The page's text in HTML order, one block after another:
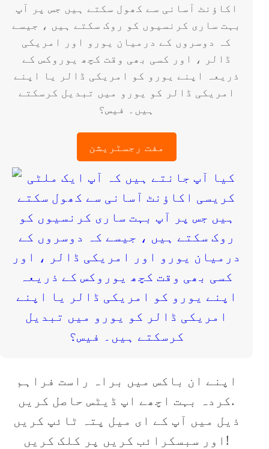
اکاؤنٹ آسانی سے کھول سکتے ہیں جس پر آپ
بہت ساری کرنسیوں کو روک سکتے ہیں ، جیسے
کہ دوسروں کے درمیان یورو اور امریکی
ڈالر ، اور کسی بھی وقت کچھ یوروکس کے
ذریعہ اپنے یورو کو امریکی ڈالر یا اپنے
امریکی ڈالر کو یورو میں تبدیل کرسکتے
ہیں۔ فیس؟
مفت رجسٹریشن
اپنے ان باکس میں براہ راست فراہم
کردہ بہت اچھے اپ ڈیٹس حاصل کریں.
ذیل میں آپ کے ای میل پتہ ٹائپ کریں
اور سبسکرائب کریں پر کلک کریں!